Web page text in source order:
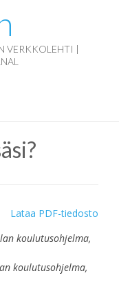
VERKKOLEHTI |
Lataa PDF-tiedosto
koulutusohjelma,
koulutusohjelma,